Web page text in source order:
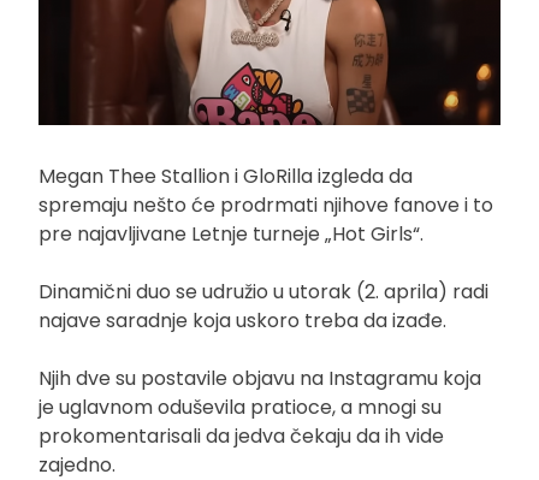
Megan Thee Stallion i GloRilla izgleda da
spremaju nešto će prodrmati njihove fanove i to
pre najavljivane Letnje turneje „Hot Girls“.
Dinamični duo se udružio u utorak (2. aprila) radi
najave saradnje koja uskoro treba da izađe.
Njih dve su postavile objavu na Instagramu koja
je uglavnom oduševila pratioce, a mnogi su
prokomentarisali da jedva čekaju da ih vide
zajedno.